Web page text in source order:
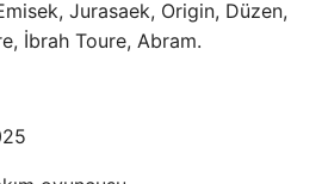
Jurasaek, Origin, Düzen,
İbrah Toure, Abram.